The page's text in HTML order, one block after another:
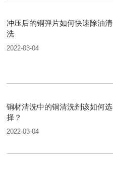
冲压后的铜弹片如何快速除油清
洗
2022-03-04
铜材清洗中的铜清洗剂该如何选
择？
2022-03-04